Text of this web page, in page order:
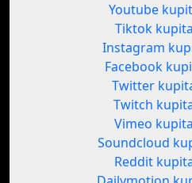
Youtube
Tiktok
Instagram
Facebook
Twitter
Twitch
Vimeo
Soundcloud
Reddit